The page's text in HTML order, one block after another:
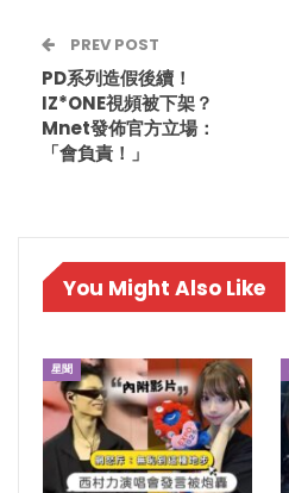
PREV POST
PD系列造假後續！
IZ*ONE視頻被下架？
Mnet發佈官方立場：
「會負責！」
You Might Also Like
星聞